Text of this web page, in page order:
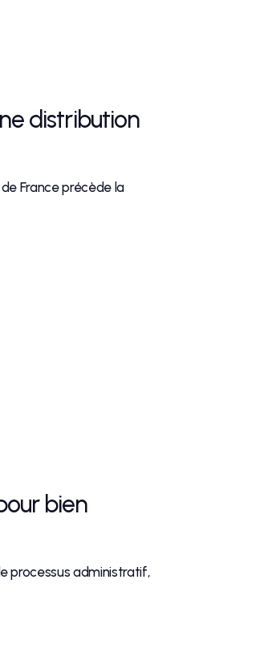
distribution
France précède la
bien
processus administratif,